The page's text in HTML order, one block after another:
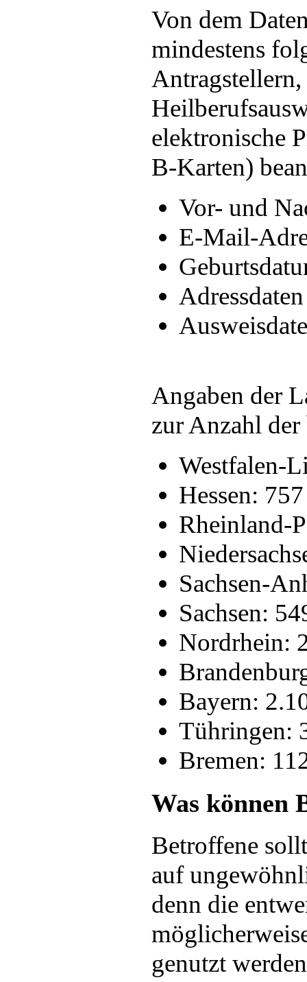
Von dem
mindestens
Antragstellern,
elektronische
B-Karten)
Vor- und
E-Mail-
Angaben der
zur Anzahl
Westfalen-
Hessen: 757
Rheinland-
Sachsen-
Sachsen:
Nordrhein:
Bayern:
Tühringen:
Bremen:
Was können
Betroffene
auf
denn die
genutzt